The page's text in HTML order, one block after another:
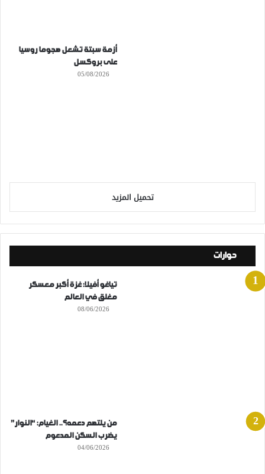
أزمة سبتة تشعل هجوما روسيا
على بروكسل
05/08/2026
تحميل المزيد
حوارات
تياغو أفيلا: غزة أكبر معسكر
مغلق في العالم
08/06/2026
من يلتهم دعمه؟.. الغيام: “النوار”
يضرب السكن المدعوم
04/06/2026